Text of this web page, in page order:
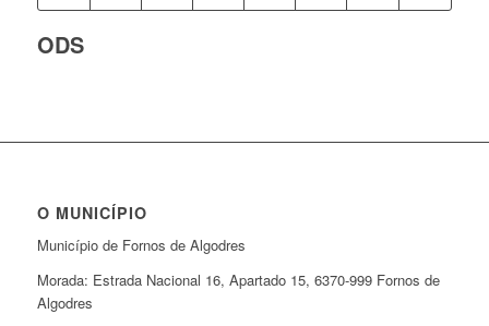
ODS
O MUNICÍPIO
Município de Fornos de Algodres
Morada: Estrada Nacional 16, Apartado 15, 6370-999 Fornos de
Algodres